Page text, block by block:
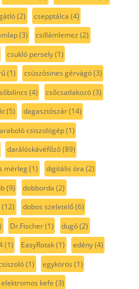
(2) csepptálca (4)
(3) csillámlemez (2)
csukló persely(1)
(1) csúszósines gérvágó(3)
(4) csőcsatlakozó(3)
(5) dagasztószár(14)
csiszológép(1)
darálóskávéfőző(89)
mérleg(1) digitális óra (2)
(9) dobborda (2)
(12) dobos szeletelő(6)
Dr.Fischer(1) dugó(2)
(1) EasyRotak(1) edény(4)
(1) egykörös (1)
elektromos kefe (3)